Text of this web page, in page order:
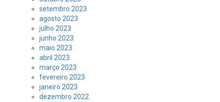
setembro 2023
agosto 2023
julho 2023
junho 2023
maio 2023
abril 2023
março 2023
fevereiro 2023
janeiro 2023
dezembro 2022